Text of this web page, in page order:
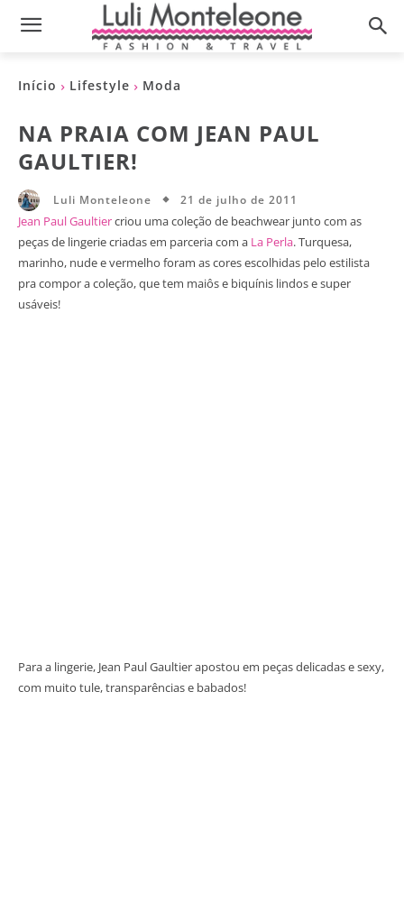
Início Lifestyle Moda
NA PRAIA COM JEAN PAUL
GAULTIER!
Luli Monteleone 21 de julho de 2011
Jean Paul Gaultiercriou uma coleção de beachwear junto com as
peças de lingerie criadas em parceria com a La Perla. Turquesa,
marinho, nude e vermelho foram as cores escolhidas pelo estilista
pra compor a coleção, que tem maiôs e biquínis lindos e super
usáveis!
Para a lingerie, Jean Paul Gaultier apostou em peças delicadas e sexy,
com muito tule, transparências e babados!